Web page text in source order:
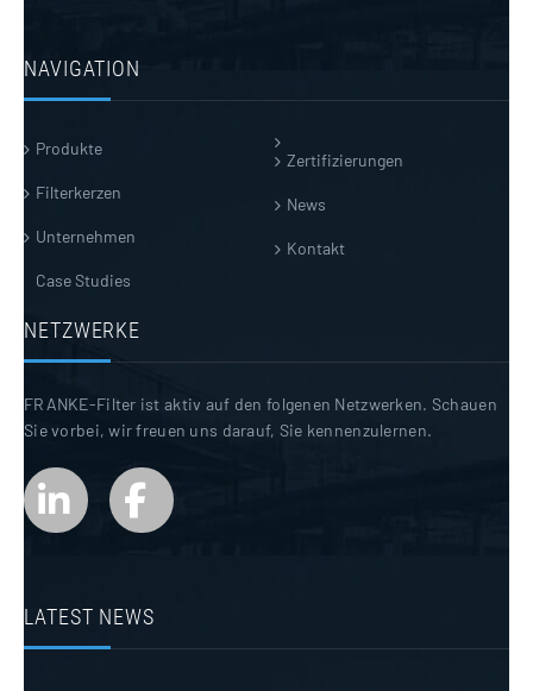
NAVIGATION
Produkte
Filterkerzen
Unternehmen
Case Studies
Zertifizierungen
News
Kontakt
NETZWERKE
FRANKE-Filter ist aktiv auf den folgenen Netzwerken. Schauen
Sie vorbei, wir freuen uns darauf, Sie kennenzulernen.
LATEST NEWS